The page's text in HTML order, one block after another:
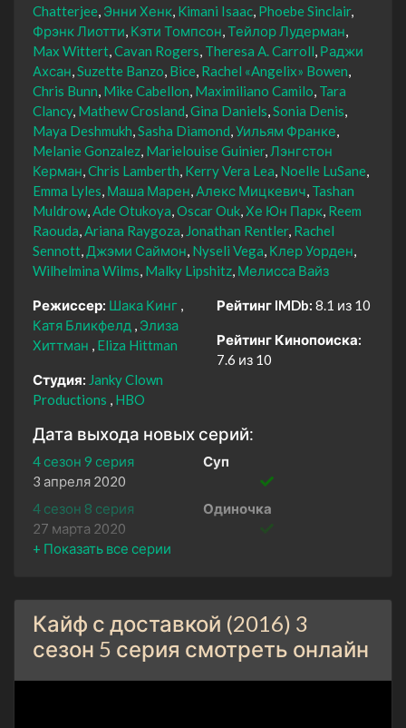
Chatterjee Энни Хенк Kimani Isaac Phoebe Sinclair
Фрэнк Лиотти Кэти Томпсон Тейлор Лудерман
Max Wittert Cavan Rogers Theresa A. Carroll Раджи
Ахсан Suzette Banzo Bice Rachel «Angelix» Bowen
Chris Bunn Mike Cabellon Maximiliano Camilo Tara
Clancy Mathew Crosland Gina Daniels Sonia Denis
Maya Deshmukh Sasha Diamond Уильям Франке
Melanie Gonzalez Marielouise Guinier Лэнгстон
Керман Chris Lamberth Kerry Vera Lea Noelle LuSane
Emma Lyles Маша Марен Алекс Мицкевич Tashan
Muldrow Ade Otukoya Oscar Ouk Хе Юн Парк Reem
Raouda Ariana Raygoza Jonathan Rentler Rachel
Sennott Джэми Саймон Nyseli Vega Клер Уорден
Wilhelmina Wilms Malky Lipshitz Мелисса Вайз
Режиссер: Шака Кинг
Катя Бликфелд
Элиза
Хиттман
Eliza Hittman
Студия: Janky Clown
Productions
HBO
Рейтинг IMDb: 8.1 из 10
Рейтинг Кинопоиска:
7.6 из 10
Дата выхода новых серий:
4 сезон 9 серия
Суп
3 апреля 2020
4 сезон 8 серия
Одиночка
27 марта 2020
4 сезон 7 серия
4 сезон 6 серия
Вперед
13 марта 2020
4 сезон 5 серия
Ширма
Кайф с доставкой (2016) 3
сезон 5 серия смотреть онлайн